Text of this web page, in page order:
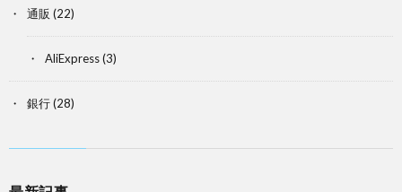
通販 (22)
AliExpress(3)
銀行(28)